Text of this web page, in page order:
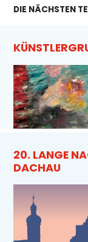
DIE NÄCHSTEN
20. LANGE
DACHAU